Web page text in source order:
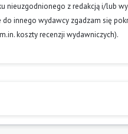
nieuzgodnionego z redakcją i/lub
innego wydawcy zgadzam się
koszty recenzji wydawniczych).